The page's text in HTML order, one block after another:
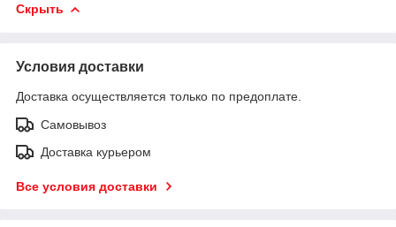
Скрыть
Условия доставки
Доставка осуществляется только по предоплате.
Самовывоз
Доставка курьером
Все условия доставки